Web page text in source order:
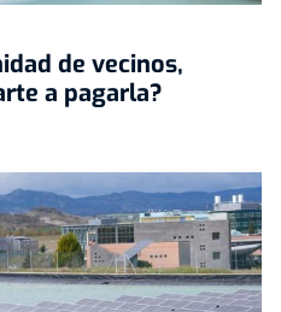
de vecinos,
a pagarla?